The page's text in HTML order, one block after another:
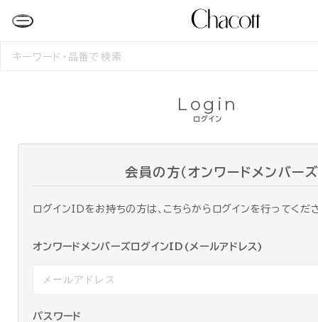
検
ログイン
Login
会員の方（オンワードメンバーズ
ログインIDをお持ちの方は、こちらからログインを行ってくだ
オンワードメンバーズログインID(メールアドレス)
パスワード